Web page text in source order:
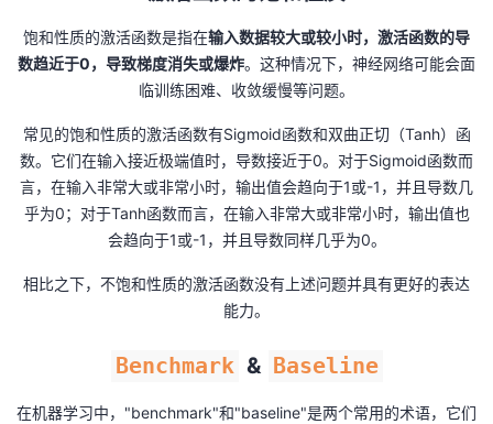
饱和性质的激活函数是指在输入数据较大或较小时，激活函数的导
数趋近于0，导致梯度消失或爆炸。这种情况下，神经网络可能会面
临训练困难、收敛缓慢等问题。
常见的饱和性质的激活函数有Sigmoid函数和双曲正切（Tanh）函
数。它们在输入接近极端值时，导数接近于0。对于Sigmoid函数而
言，在输入非常大或非常小时，输出值会趋向于1或-1，并且导数几
乎为0；对于Tanh函数而言，在输入非常大或非常小时，输出值也
会趋向于1或-1，并且导数同样几乎为0。
相比之下，不饱和性质的激活函数没有上述问题并具有更好的表达
能力。
Benchmark & Baseline
在机器学习中，"benchmark"和"baseline"是两个常用的术语，它们